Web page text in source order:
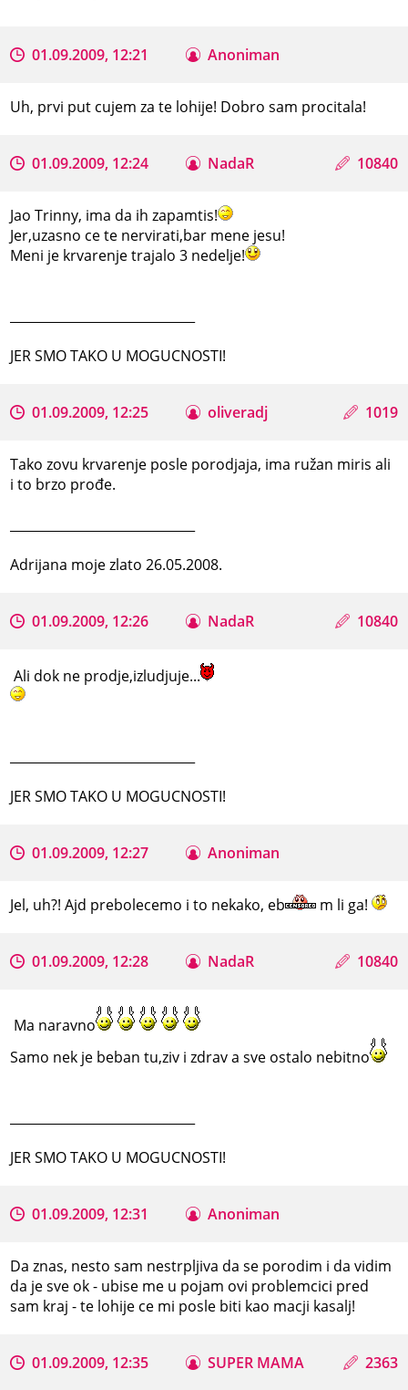
01.09.2009, 12:21 Anoniman
Uh, prvi put cujem za te lohije! Dobro sam procitala!
01.09.2009, 12:24 NadaR 10840
Jao Trinny, ima da ih zapamtis!
Jer,uzasno ce te nervirati,bar mene jesu!
Meni je krvarenje trajalo 3 nedelje!
JER SMO TAKO U MOGUCNOSTI!
01.09.2009, 12:25 oliveradj 1019
Tako zovu krvarenje posle porodjaja, ima ružan miris ali
i to brzo prođe.
Adrijana moje zlato 26.05.2008.
01.09.2009, 12:26 NadaR 10840
Ali dok ne prodje,izludjuje...
JER SMO TAKO U MOGUCNOSTI!
01.09.2009, 12:27 Anoniman
Jel, uh?! Ajd prebolecemo i to nekako, eb m li ga!
01.09.2009, 12:28 NadaR 10840
Ma naravno
Samo nek je beban tu,ziv i zdrav a sve ostalo nebitno
JER SMO TAKO U MOGUCNOSTI!
01.09.2009, 12:31 Anoniman
Da znas, nesto sam nestrpljiva da se porodim i da vidim
da je sve ok - ubise me u pojam ovi problemcici pred
sam kraj - te lohije ce mi posle biti kao macji kasalj!
01.09.2009, 12:35 SUPER MAMA 2363